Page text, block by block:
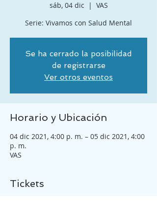
sáb, 04 dic
  |
VAS
Serie: Vivamos con Salud Mental
Se ha cerrado la posibilidad
de registrarse
Ver otros eventos
Horario y Ubicación
04 dic 2021, 4:00 p. m. – 05 dic 2021, 4:00
p. m.
VAS
Tickets